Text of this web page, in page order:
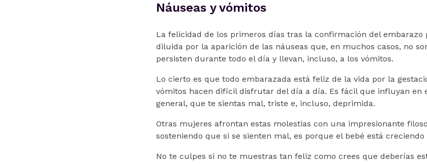
Náuseas y vómitos
La felicidad de los primeros días tras la confirmación del embarazo
diluida por la aparición de las náuseas que, en muchos casos, no
persisten durante todo el día y llevan, incluso, a los vómitos.
Lo cierto es que todo embarazada está feliz de la vida por la
vómitos hacen difícil disfrutar del día a día. Es fácil que influyan en
general, que te sientas mal, triste e, incluso, deprimida.
Otras mujeres afrontan estas molestias con una impresionante
sosteniendo que si se sienten mal, es porque el bebé está creciendo
No te culpes si no te muestras tan feliz como crees que deberías